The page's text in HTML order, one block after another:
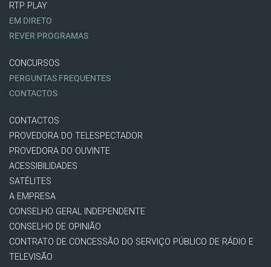
RTP PLAY
EM DIRETO
REVER PROGRAMAS
CONCURSOS
PERGUNTAS FREQUENTES
CONTACTOS
CONTACTOS
PROVEDORA DO TELESPECTADOR
PROVEDORA DO OUVINTE
ACESSIBILIDADES
SATÉLITES
A EMPRESA
CONSELHO GERAL INDEPENDENTE
CONSELHO DE OPINIÃO
CONTRATO DE CONCESSÃO DO SERVIÇO PÚBLICO DE RÁDIO E
TELEVISÃO